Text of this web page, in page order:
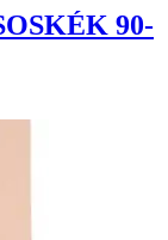
90-